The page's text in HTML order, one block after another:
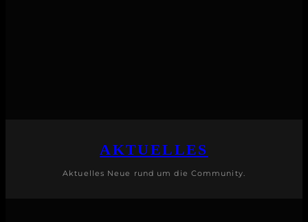
AKTUELLES
Aktuelles Neue rund um die Community.